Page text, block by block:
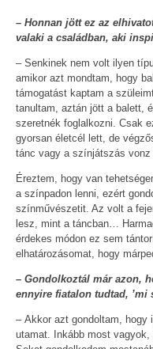
– Honnan jött ez az
valaki a családban, aki
– Senkinek nem volt ilyen
amikor azt mondtam, hogy
támogatást kaptam a
tanultam, aztán jött a balett,
szeretnék foglalkozni. Csak
gyorsan életcél lett, de
tánc vagy a színjátszás vonz
Éreztem, hogy van
a színpadon lenni, ezért
színművészetit. Az volt a
lesz, mint a táncban…
érdekes módon ez sem
elhatározásomat, hogy
– Gondolkoztál már azon,
ennyire fiatalon tudtad, ’mi
– Akkor azt gondoltam, hogy
utamat. Inkább most vagyok,